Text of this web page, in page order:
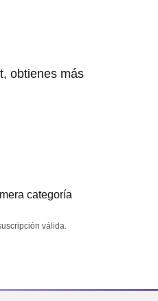
obtienes más
categoría
válida.